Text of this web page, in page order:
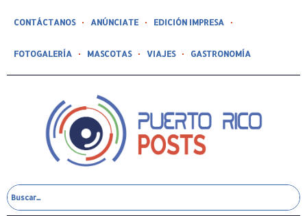
CONTÁCTANOS ANÚNCIATE EDICIÓN IMPRESA
FOTOGALERÍA MASCOTAS VIAJES GASTRONOMÍA